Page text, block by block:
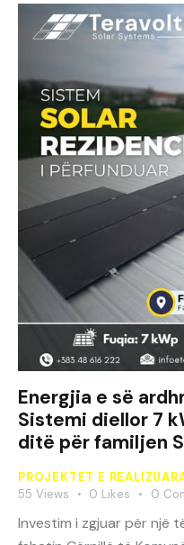
Energjia e së
Sistemi diellor 7
ditë për familjen
PROJEKTET E
55 Views 0 Likes 0
Investim i zgjuar për një